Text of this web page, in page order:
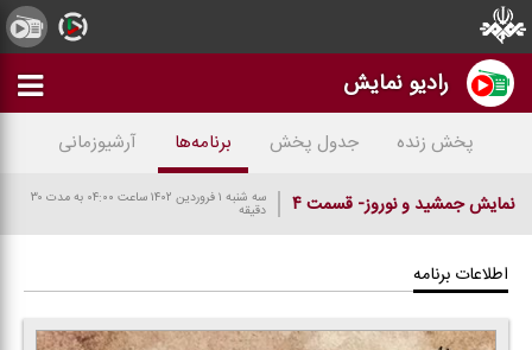
رادیو نمایش
پخش زنده جدول پخش برنامه‌ها آرشیوزمانی
نمایش جمشید و نوروز- قسمت ۴ سه شنبه ۱ فروردین ۱۴۰۲ ساعت ۰۴:۰۰ به مدت ۳۰
دقیقه
اطلاعات برنامه